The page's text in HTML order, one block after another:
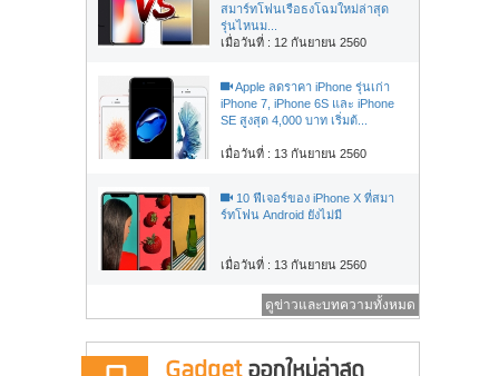
สมาร์ทโฟนเรือธงโฉมใหม่ล่าสุด
รุ่นไหนม...
เมื่อวันที่ : 12 กันยายน 2560
Apple ลดราคา iPhone รุ่นเก่า
iPhone 7, iPhone 6S และ iPhone
SE สูงสุด 4,000 บาท เริ่มต้...
เมื่อวันที่ : 13 กันยายน 2560
10 ฟีเจอร์ของ iPhone X ที่สมา
ร์ทโฟน Android ยังไม่มี
เมื่อวันที่ : 13 กันยายน 2560
ดูข่าวและบทความทั้งหมด